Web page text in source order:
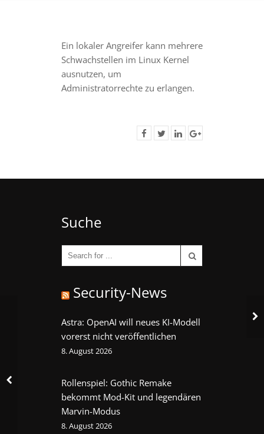
Ein lokaler Angreifer kann mehrere
Schwachstellen im Linux Kernel
ausnutzen, um
Administratorrechte zu erlangen.
Suche
Security-News
Astra: OpenAI will neues KI-Modell
vorerst nicht veröffentlichen
8. August 2026
Rollenspiel: Gothic Remake
bekommt Mod-Kit und legendären
Marvin-Modus
8. August 2026